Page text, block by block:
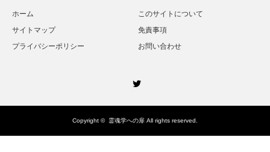
ホーム
このサイトについて
サイトマップ
免責事項
プライバシーポリシー
お問い合わせ
Copyright © 霊魂学への扉 All rights reserved.